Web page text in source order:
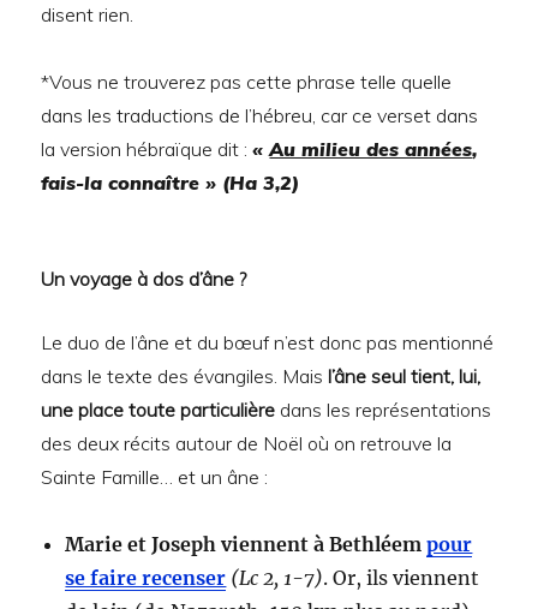
disent rien.
*Vous ne trouverez pas cette phrase telle quelle
dans les traductions de l’hébreu, car ce verset dans
la version hébraïque dit :«Au milieu des années,
fais-la connaître » (Ha 3,2)
Un voyage à dos d’âne ?
Le duo de l’âne et du bœuf n’est donc pas mentionné
dans le texte des évangiles. Mais l’âne seul tient, lui,
une place toute particulière dans les représentations
des deux récits autour de Noël où on retrouve la
Sainte Famille… et un âne :
Marie et Joseph viennent à Bethléempour
se faire recenser (Lc 2, 1-7). Or, ils viennent